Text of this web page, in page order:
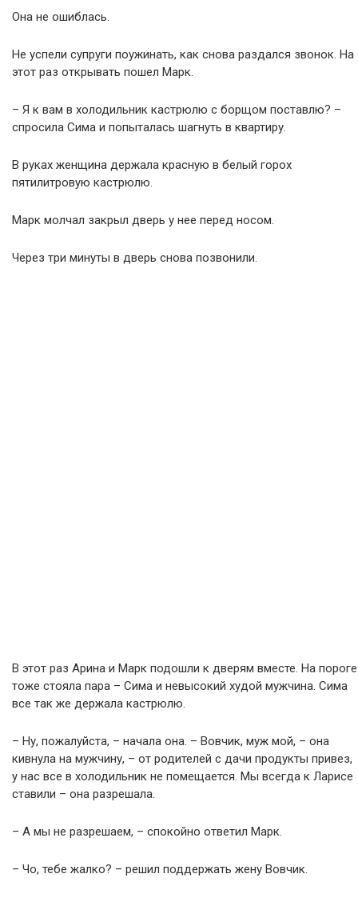
Она не ошиблась.
Не успели супруги поужинать, как снова раздался звонок. На
этот раз открывать пошел Марк.
– Я к вам в холодильник кастрюлю с борщом поставлю? –
спросила Сима и попыталась шагнуть в квартиру.
В руках женщина держала красную в белый горох
пятилитровую кастрюлю.
Марк молчал закрыл дверь у нее перед носом.
Через три минуты в дверь снова позвонили.
В этот раз Арина и Марк подошли к дверям вместе. На пороге
тоже стояла пара – Сима и невысокий худой мужчина. Сима
все так же держала кастрюлю.
– Ну, пожалуйста, – начала она. – Вовчик, муж мой, – она
кивнула на мужчину, – от родителей с дачи продукты привез,
у нас все в холодильник не помещается. Мы всегда к Ларисе
ставили – она разрешала.
– А мы не разрешаем, – спокойно ответил Марк.
– Чо, тебе жалко? – решил поддержать жену Вовчик.